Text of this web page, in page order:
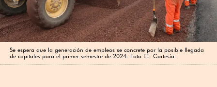
Se espera que la generación de empleos se concrete por la posible llegada
de capitales para el primer semestre de 2024. Foto EE: Cortesía.